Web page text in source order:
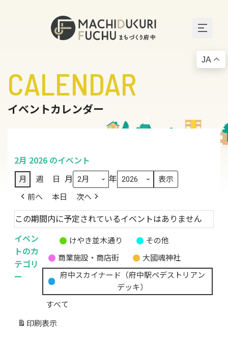
CALENDAR
イベントカレンダー
2月 2026 のイベント
月 週 日 月 年
前へ 本日 次へ
この期間内に予定されているイベントはありません
イベン
トのカ
テゴリ
ー
題
の
カ
テ
ゴ
リ
けやき並木通り
その他
商業施設・商店街
大國魂神社
府中スカイナード（府中駅ペデストリアン
デッキ）
すべて
印刷 表示
JA